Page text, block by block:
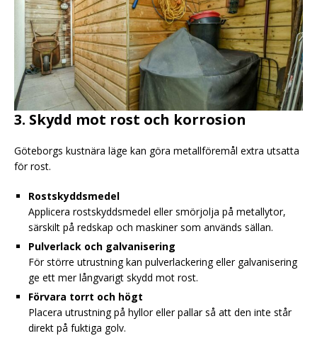
3. Skydd mot rost och korrosion
Göteborgs kustnära läge kan göra metallföremål extra utsatta
för rost.
Rostskyddsmedel
Applicera rostskyddsmedel eller smörjolja på metallytor,
särskilt på redskap och maskiner som används sällan.
Pulverlack och galvanisering
För större utrustning kan pulverlackering eller galvanisering
ge ett mer långvarigt skydd mot rost.
Förvara torrt och högt
Placera utrustning på hyllor eller pallar så att den inte står
direkt på fuktiga golv.